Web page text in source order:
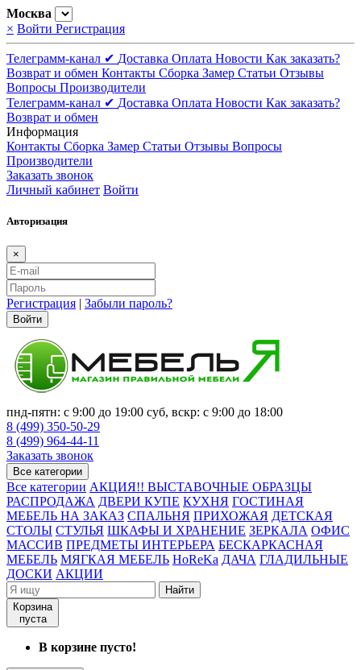
Москва
× Войти Регистрация
Телеграмм-канал ✔ Доставка Оплата Новости Как заказать?
Возврат и обмен Контакты Сборка Замер Статьи Отзывы
Вопросы Производители
Телеграмм-канал ✔ Доставка Оплата Новости Как заказать?
Возврат и обмен
Информация
Контакты Сборка Замер Статьи Отзывы Вопросы
Производители
Заказать звонок
Личный кабинет Войти
Авторизация
×
Регистрация | Забыли пароль?
Войти
пнд-пятн: с 9:00 до 19:00 суб, вскр: с 9:00 до 18:00
8 (499) 350-50-29
8 (499) 964-44-11
Заказать звонок
Все категории
Все категории АКЦИЯ!! ВЫСТАВОЧНЫЕ ОБРАЗЦЫ
РАСПРОДАЖА ДВЕРИ КУПЕ КУХНЯ ГОСТИНАЯ
МЕБЕЛЬ НА ЗАКАЗ СПАЛЬНЯ ПРИХОЖАЯ ДЕТСКАЯ
СТОЛЫ СТУЛЬЯ ШКАФЫ И ХРАНЕНИЕ ЗЕРКАЛА ОФИС
МАССИВ ПРЕДМЕТЫ ИНТЕРЬЕРА БЕСКАРКАСНАЯ
МЕБЕЛЬ МЯГКАЯ МЕБЕЛЬ HoReKa ДАЧА ГЛАДИЛЬНЫЕ
ДОСКИ АКЦИИ
Найти
Корзина
пуста
В корзине пусто!